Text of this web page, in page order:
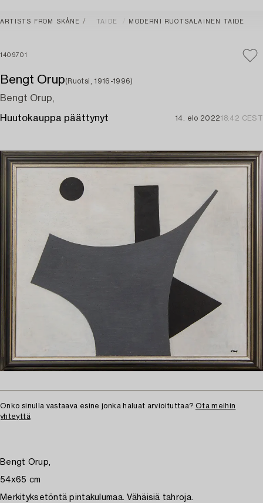
ARTISTS FROM SKÅNE TAIDE MODERNI RUOTSALAINEN TAIDE
1409701
Bengt Orup(Ruotsi, 1916-1996)
Bengt Orup,
Huutokauppa päättynyt 14. elo 202218:42 CEST
Onko sinulla vastaava esine jonka haluat arvioituttaa? Ota meihin
yhteyttä
Bengt Orup,
54x65 cm
Merkityksetöntä pintakulumaa. Vähäisiä tahroja.